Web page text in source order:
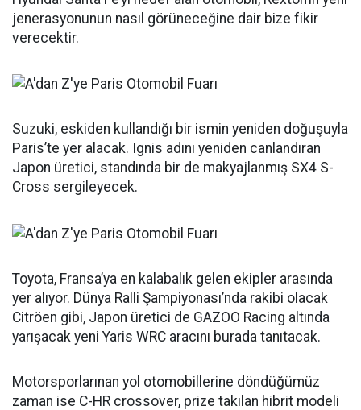
jenerasyonunun nasıl görüneceğine dair bize fikir
verecektir.
Suzuki, eskiden kullandığı bir ismin yeniden doğuşuyla
Paris’te yer alacak. Ignis adını yeniden canlandıran
Japon üretici, standında bir de makyajlanmış SX4 S-
Cross sergileyecek.
Toyota, Fransa’ya en kalabalık gelen ekipler arasında
yer alıyor. Dünya Ralli Şampiyonası’nda rakibi olacak
Citröen gibi, Japon üretici de GAZOO Racing altında
yarışacak yeni Yaris WRC aracını burada tanıtacak.
Motorsporlarınan yol otomobillerine döndüğümüz
zaman ise C-HR crossover, prize takılan hibrit modeli